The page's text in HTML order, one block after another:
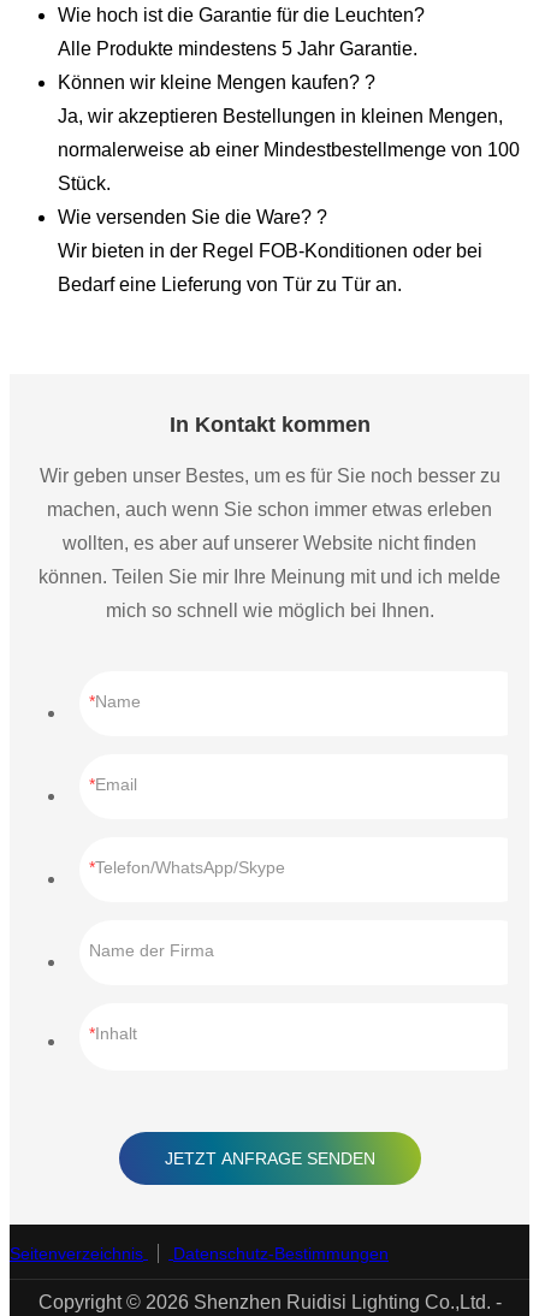
Wie hoch ist die Garantie für die Leuchten?
Alle Produkte mindestens 5 Jahr Garantie.
Können wir kleine Mengen kaufen? ?
Ja, wir akzeptieren Bestellungen in kleinen Mengen,
normalerweise ab einer Mindestbestellmenge von 100
Stück.
Wie versenden Sie die Ware? ?
Wir bieten in der Regel FOB-Konditionen oder bei
Bedarf eine Lieferung von Tür zu Tür an.
In Kontakt kommen
Wir geben unser Bestes, um es für Sie noch besser zu
machen, auch wenn Sie schon immer etwas erleben
wollten, es aber auf unserer Website nicht finden
können. Teilen Sie mir Ihre Meinung mit und ich melde
mich so schnell wie möglich bei Ihnen.
Name
Email
Telefon/WhatsApp/Skype
Name der Firma
Inhalt
JETZT ANFRAGE SENDEN
Seitenverzeichnis Datenschutz-Bestimmungen
Copyright © 2026 Shenzhen Ruidisi Lighting Co.,Ltd. -